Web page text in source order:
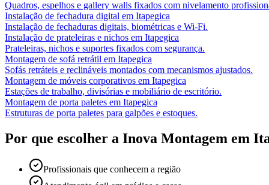
Quadros, espelhos e gallery walls fixados com nivelamento
Instalação de fechadura digital em Itapegica
Instalação de fechaduras digitais, biométricas e Wi-Fi.
Instalação de prateleiras e nichos em Itapegica
Prateleiras, nichos e suportes fixados com segurança.
Montagem de sofá retrátil em Itapegica
Sofás retráteis e reclináveis montados com mecanismos ajustados.
Montagem de móveis corporativos em Itapegica
Estações de trabalho, divisórias e mobiliário de escritório.
Montagem de porta paletes em Itapegica
Estruturas de porta paletes para galpões e estoques.
Por que escolher a Inova Montagem em
Profissionais que conhecem a região